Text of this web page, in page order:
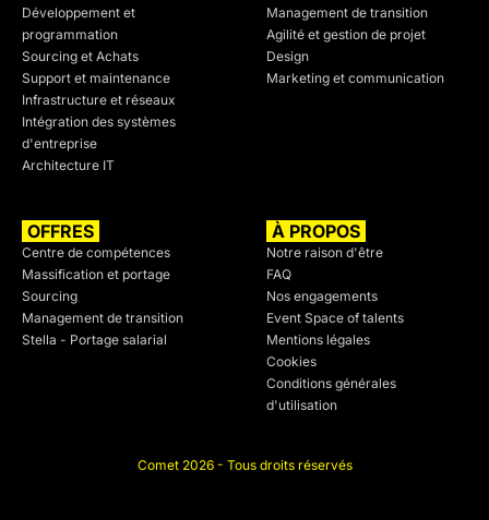
Développement et
programmation
Sourcing et Achats
Support et maintenance
Infrastructure et réseaux
Intégration des systèmes
d'entreprise
Architecture IT
Management de transition
Agilité et gestion de projet
Design
Marketing et communication
OFFRES
Centre de compétences
Massification et portage
Sourcing
Management de transition
Stella - Portage salarial
À PROPOS
Notre raison d'être
FAQ
Nos engagements
Event Space of talents
Mentions légales
Cookies
Conditions générales
d'utilisation
Comet 2026 - Tous droits réservés